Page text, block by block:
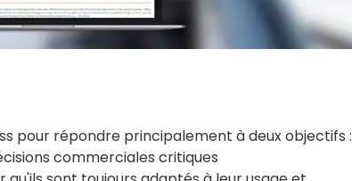
pour répondre principalement à deux objectifs :
commerciales critiques